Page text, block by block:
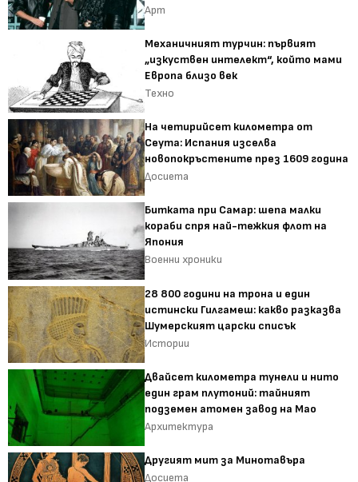
Арт
Механичният турчин: първият
„изкуствен интелект“, който мами
Европа близо век
Техно
На четирийсет километра от
Сеута: Испания изселва
новопокръстените през 1609 година
Досиета
Битката при Самар: шепа малки
кораби спря най-тежкия флот на
Япония
Военни хроники
28 800 години на трона и един
истински Гилгамеш: какво разказва
Шумерският царски списък
Истории
Двайсет километра тунели и нито
един грам плутоний: тайният
подземен атомен завод на Мао
Архитектура
Другият мит за Минотавъра
Досиета